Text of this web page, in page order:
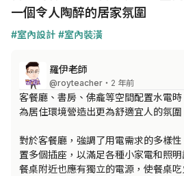
一個令人陶醉的居家氛圍
#室內設計 #室內裝潢
羅伊老師
@royteacher ・2 年前
客餐廳、書房、佛龕等空間配置水電時
為居住環境營造出更為舒適宜人的氛圍
對於客餐廳，強調了用電需求的多樣
置多個插座，以滿足各種小家電和照明
餐桌附近也應有獨立的電源，使餐桌吃